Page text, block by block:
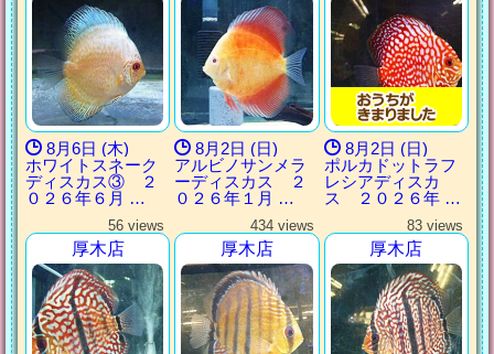
8月6日 (木)
ホワイトスネーク
ディスカス③ ２
０２６年６月 …
8月2日 (日)
アルビノサンメラ
ーディスカス ２
０２６年１月 …
8月2日 (日)
ポルカドットラフ
レシアディスカ
ス ２０２６年 …
56 views
厚木店
434 views
厚木店
83 views
厚木店